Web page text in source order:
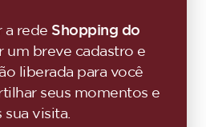
a rede Shopping do
um breve cadastro e
liberada para você
seus momentos e
sua visita.